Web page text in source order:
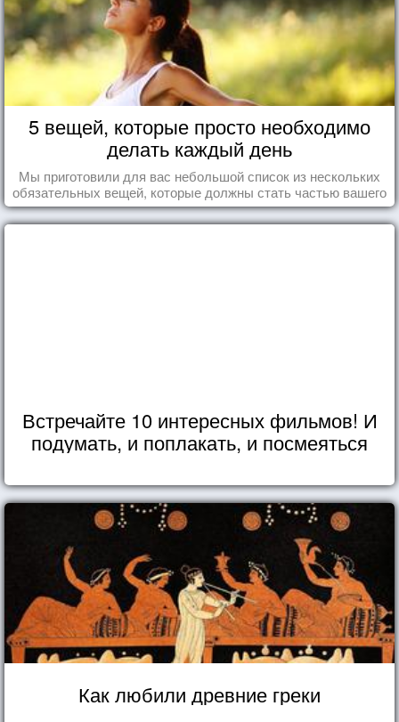
5 вещей, которые просто необходимо
делать каждый день
Мы приготовили для вас небольшой список из нескольких
обязательных вещей, которые должны стать частью вашего
дня.
Встречайте 10 интересных фильмов! И
подумать, и поплакать, и посмеяться
Как любили древние греки